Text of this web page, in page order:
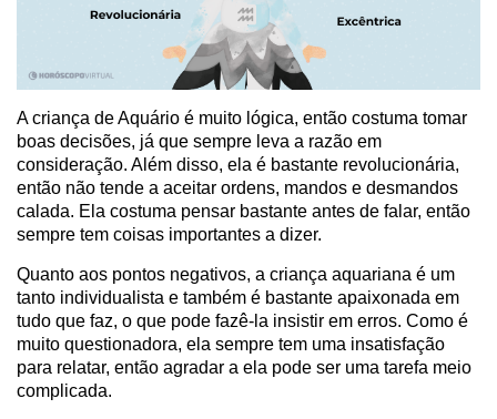
A criança de Aquário é muito lógica, então costuma tomar
boas decisões, já que sempre leva a razão em
consideração. Além disso, ela é bastante revolucionária,
então não tende a aceitar ordens, mandos e desmandos
calada. Ela costuma pensar bastante antes de falar, então
sempre tem coisas importantes a dizer.
Quanto aos pontos negativos, a criança aquariana é um
tanto individualista e também é bastante apaixonada em
tudo que faz, o que pode fazê-la insistir em erros. Como é
muito questionadora, ela sempre tem uma insatisfação
para relatar, então agradar a ela pode ser uma tarefa meio
complicada.